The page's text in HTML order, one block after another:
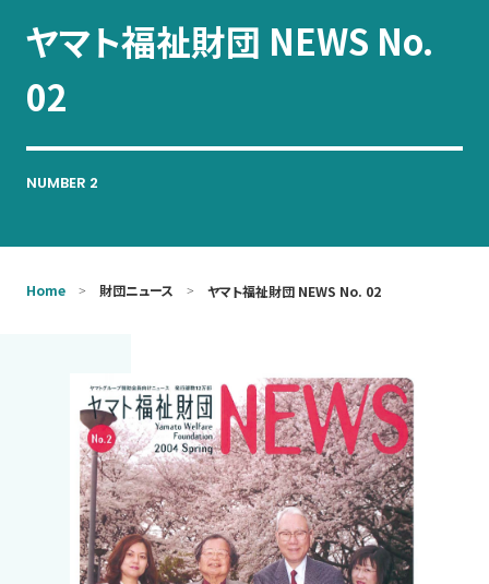
ヤマト福祉財団 NEWS No.
02
NUMBER 2
Home 財団ニュース ヤマト福祉財団 NEWS No. 02
お問い合わせ